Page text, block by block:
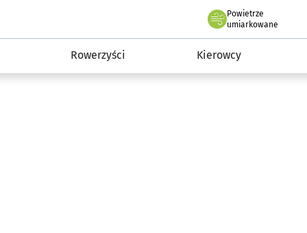
Powietrze
we Wrocławiu
umiarkowane
Rowerzyści Kierowcy